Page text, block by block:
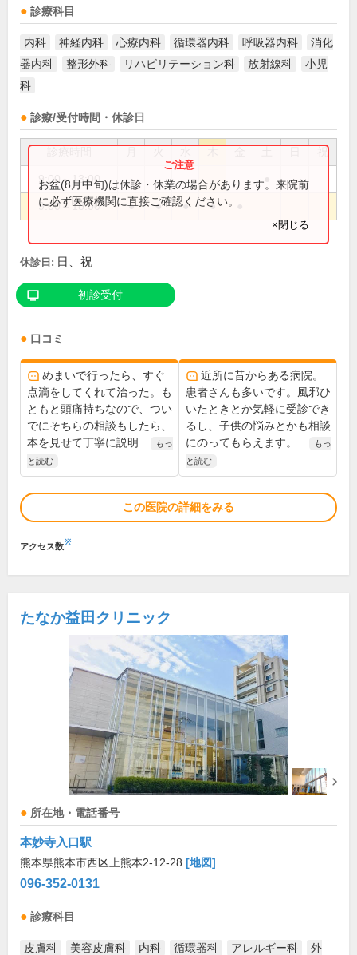
診療科目
内科 神経内科 心療内科 循環器内科 呼吸器内科
消化
器内科
整形外科 リハビリテーション科 放射線科
小児
科
診療/受付時間・休診日
祝
9:00～13:00
9:00～18:00 ● ● ● ●
お盆(8月中旬)は休診・休業の場合があります。来院前
に必ず医療機関に直接ご確認ください。
×閉じる
休診日: 日、祝
初診受付
口コミ
めまいで行ったら、すぐ
点滴をしてくれて治った。も
ともと頭痛持ちなので、つい
でにそちらの相談もしたら、
本を見せて丁寧に説明...
もっ
と読む
近所に昔からある病院。
患者さんも多いです。風邪ひ
いたときとか気軽に受診でき
るし、子供の悩みとかも相談
にのってもらえます。...
もっ
と読む
この医院の詳細をみる
アクセス数※
たなか益田クリニック
所在地・電話番号
本妙寺入口駅
熊本県熊本市西区上熊本2-12-28 [地図]
096-352-0131
診療科目
皮膚科 美容皮膚科 内科 循環器科 アレルギー科
外